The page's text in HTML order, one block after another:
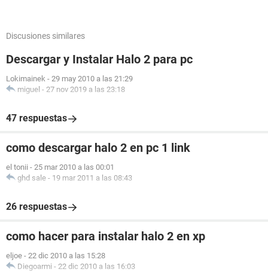
Discusiones similares
Descargar y Instalar Halo 2 para pc
Lokimainek - 29 may 2010 a las 21:29
miguel - 27 nov 2019 a las 23:18
47 respuestas
como descargar halo 2 en pc 1 link
el tonii - 25 mar 2010 a las 00:01
ghd sale - 19 mar 2011 a las 08:43
26 respuestas
como hacer para instalar halo 2 en xp
eljoe - 22 dic 2010 a las 15:28
Diegoarmi - 22 dic 2010 a las 16:03